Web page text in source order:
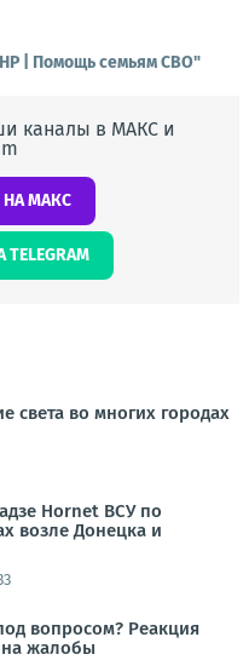
| Помощь семьям СВО"
каналы в МАКС и
НА МАКС
света во многих городах
Hornet ВСУ по
возле Донецка и
вопросом? Реакция
жалобы